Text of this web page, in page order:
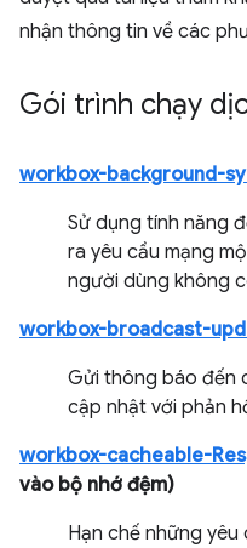
nhận thông tin về các
Gói trình chạy
workbox-background-
Sử dụng tính năng
ra yêu cầu mạng
người dùng không
workbox-broadcast-
Gửi thông báo đến
cập nhật với phản
workbox-cacheable-
vào bộ nhớ đệm)
Hạn chế những